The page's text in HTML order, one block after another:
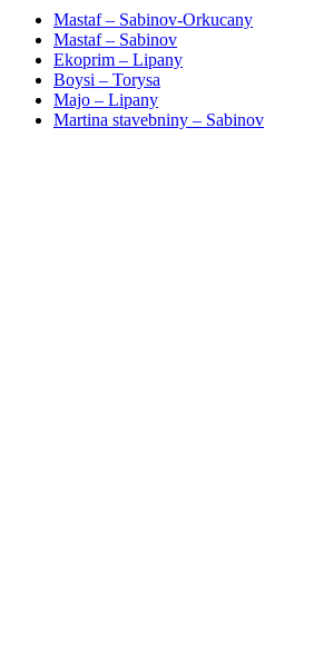
Mastaf – Sabinov-Orkucany
Mastaf – Sabinov
Ekoprim – Lipany
Boysi – Torysa
Majo – Lipany
Martina stavebniny – Sabinov